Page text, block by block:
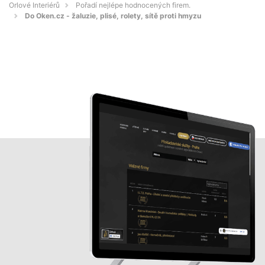
Orlové Interiérů
Pořadí nejlépe hodnocených firem.
Do Oken.cz - žaluzie, plisé, rolety, sítě proti hmyzu